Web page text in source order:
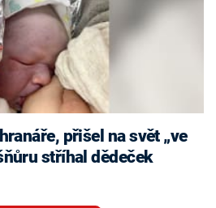
přišel na svět „ve
stříhal dědeček